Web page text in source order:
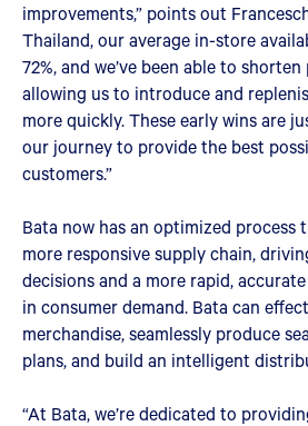
improvements,” points out
Thailand, our average in-store
72%, and we’ve been able to
allowing us to introduce and
more quickly. These early wins are
our journey to provide the best
customers.”
Bata now has an optimized process
more responsive supply chain,
decisions and a more rapid,
in consumer demand. Bata can
merchandise, seamlessly produce
plans, and build an intelligent
“At Bata, we’re dedicated to